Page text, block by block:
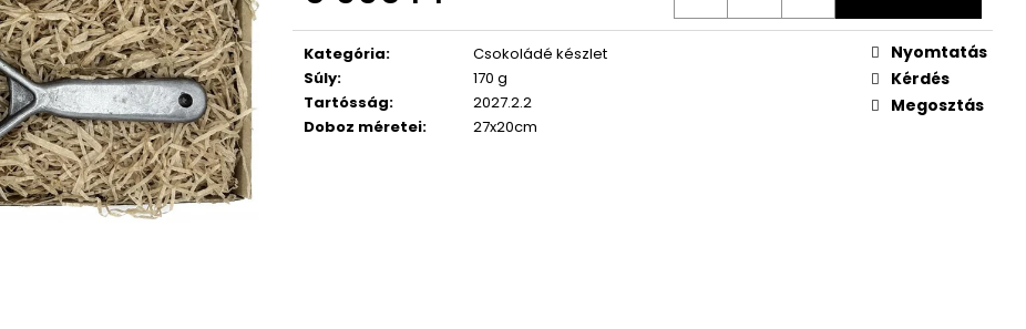
Kategória:
Csokoládé készlet
Súly:
170 g
Tartósság:
2027.2.2
Doboz méretei: 27x20cm
Nyomtatás
Kérdés
Megosztás